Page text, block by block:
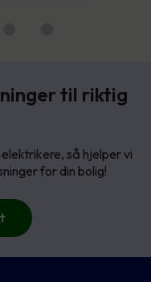
til riktig
så hjelper vi
for din bolig!